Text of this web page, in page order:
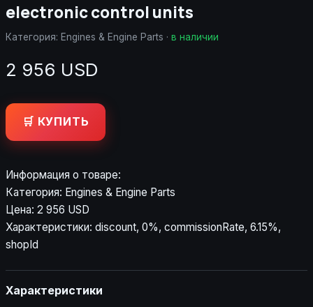
electronic control units
Категория: Engines & Engine Parts · в наличии
2 956 USD
🛒 КУПИТЬ
Информация о товаре:
Категория: Engines & Engine Parts
Цена: 2 956 USD
Характеристики: discount, 0%, commissionRate, 6.15%,
shopId
Характеристики